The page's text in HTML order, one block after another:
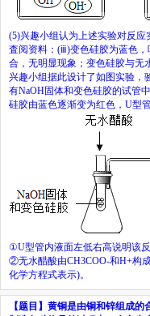
(5)兴趣小组认为上述实验对反应
査阅资料： (ⅲ)变色硅胶为蓝色，
合，无明显现象；变色硅胶与无
兴趣小组据此设计了如图实验，
有NaOH固体和变色硅胶的试管
硅胶由蓝色逐渐变为红色， U型
①U型管内液面左低右高说明该
②无水醋酸由CH3COO-和H+构
化学方程式表示)。
【题目】 黄铜是由铜和锌组成的